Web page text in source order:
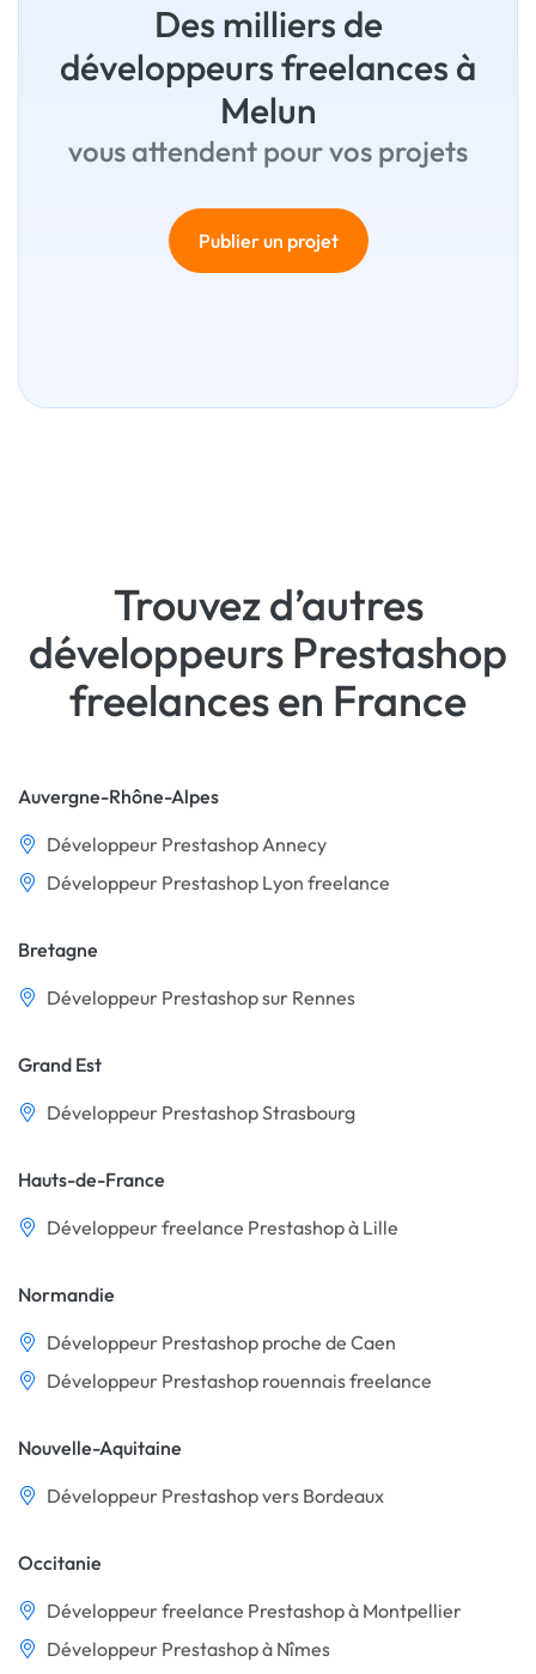
Des milliers de
développeurs freelances à
Melun
vous attendent pour vos projets
Publier un projet
Trouvez d’autres
développeurs Prestashop
freelances en France
Auvergne-Rhône-Alpes
Développeur Prestashop Annecy
Développeur Prestashop Lyon freelance
Bretagne
Développeur Prestashop sur Rennes
Grand Est
Développeur Prestashop Strasbourg
Hauts-de-France
Développeur freelance Prestashop à Lille
Normandie
Développeur Prestashop proche de Caen
Développeur Prestashop rouennais freelance
Nouvelle-Aquitaine
Développeur Prestashop vers Bordeaux
Occitanie
Développeur freelance Prestashop à Montpellier
Développeur Prestashop à Nîmes